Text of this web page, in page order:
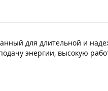
для длительной и
энергии, высокую